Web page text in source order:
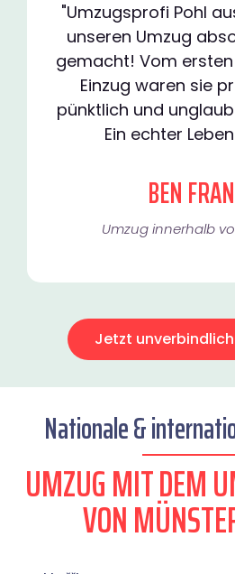
"Umzugsprofi Pohl
unseren Umzug
gemacht! Vom
Einzug waren sie
pünktlich und
Ein echter
BEN
Umzug innerhalb
Jetzt
Nationale &
UMZUG MIT DEM
VON